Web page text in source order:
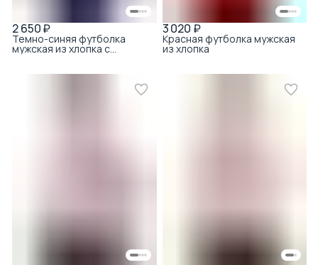
2 650 ₽
Темно-синяя футболка
мужская из хлопка с
круглым вырезом с
3 020 ₽
Красная футболка мужская
из хлопка